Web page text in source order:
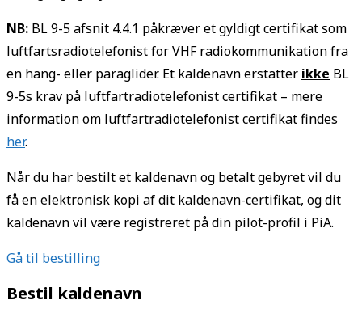
NB: BL 9-5 afsnit 4.4.1 påkræver et gyldigt certifikat som
luftfartsradiotelefonist for VHF radiokommunikation fra
en hang- eller paraglider. Et kaldenavn erstatter ikke BL
9-5s krav på luftfartradiotelefonist certifikat – mere
information om luftfartradiotelefonist certifikat findes
her.
Når du har bestilt et kaldenavn og betalt gebyret vil du
få en elektronisk kopi af dit kaldenavn-certifikat, og dit
kaldenavn vil være registreret på din pilot-profil i PiA.
Gå til bestilling
Bestil kaldenavn